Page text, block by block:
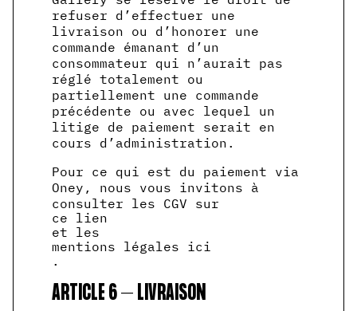
refuser d’effectuer une
livraison ou d’honorer une
commande émanant d’un
consommateur qui n’aurait pas
réglé totalement ou
partiellement une commande
précédente ou avec lequel un
litige de paiement serait en
cours d’administration.
Pour ce qui est du paiement via
Oney, nous vous invitons à
consulter les CGV sur
ce lien
et les
mentions légales ici
.
ARTICLE 6 – LIVRAISON